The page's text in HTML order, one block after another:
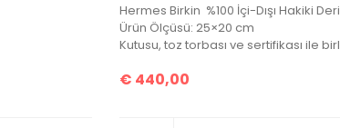
Hermes Birkin %100 İçi-Dışı Hakiki Deri
Ürün Ölçüsü: 25×20 cm
€ 440,00